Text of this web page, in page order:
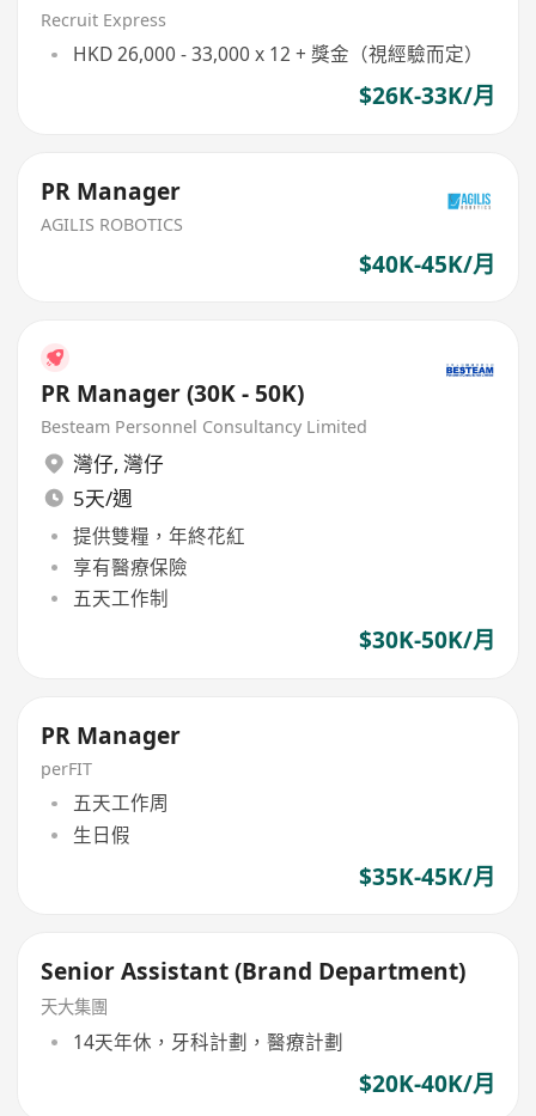
Recruit Express
HKD 26,000 - 33,000 x 12 + 獎金（視經驗而定）
$26K-33K/月
PR Manager
AGILIS ROBOTICS
$40K-45K/月
PR Manager (30K - 50K)
Besteam Personnel Consultancy Limited
灣仔, 灣仔
5天/週
提供雙糧，年終花紅
享有醫療保險
五天工作制
$30K-50K/月
PR Manager
perFIT
五天工作周
生日假
$35K-45K/月
Senior Assistant (Brand Department)
天大集團
14天年休，牙科計劃，醫療計劃
$20K-40K/月